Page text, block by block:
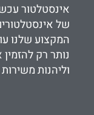
אינסטלטור
של
המקצוע שלנו
נותר רק
וליהנות